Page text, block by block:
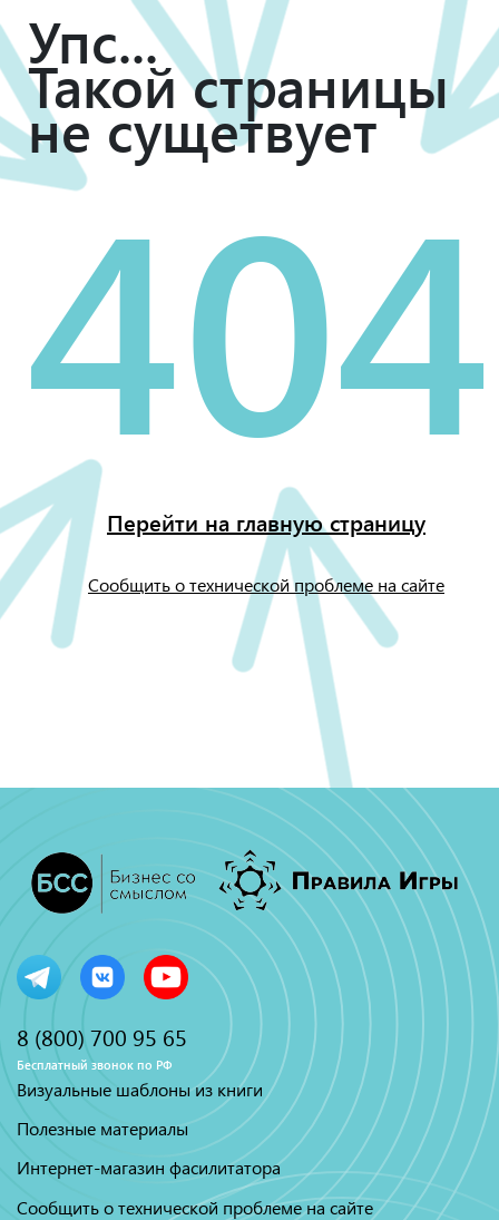
Упс...
Такой страницы
не сущетвует
404
Перейти на главную страницу
Сообщить о технической проблеме на сайте
8 (800) 700 95 65
Бесплатный звонок по РФ
Визуальные шаблоны из книги
Полезные материалы
Интернет-магазин фасилитатора
Сообщить о технической проблеме на сайте